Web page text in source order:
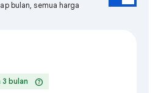
bulan, semua harga
bulan help